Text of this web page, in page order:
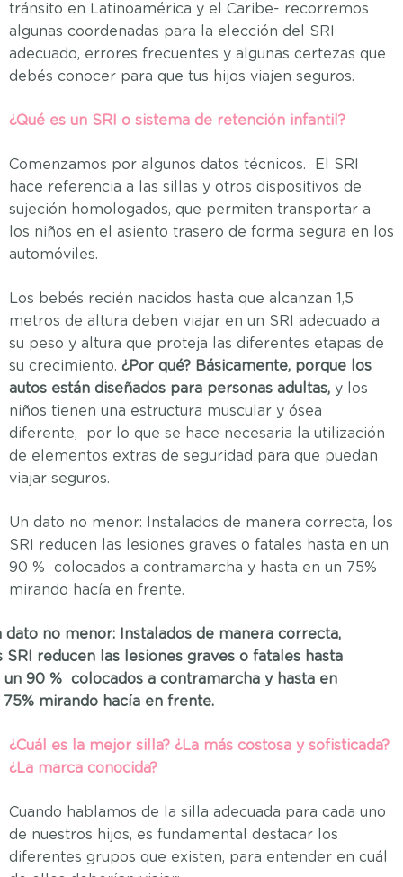
tránsito en Latinoamérica y el Caribe- recorremos
algunas coordenadas para la elección del SRI
adecuado, errores frecuentes y algunas certezas que
debés conocer para que tus hijos viajen seguros.
¿Qué es un SRI o sistema de retención infantil?
Comenzamos por algunos datos técnicos. El SRI
hace referencia a las sillas y otros dispositivos de
sujeción homologados, que permiten transportar a
los niños en el asiento trasero de forma segura en los
automóviles.
Los bebés recién nacidos hasta que alcanzan 1,5
metros de altura deben viajar en un SRI adecuado a
su peso y altura que proteja las diferentes etapas de
su crecimiento. ¿Por qué? Básicamente, porque los
autos están diseñados para personas adultas, y los
niños tienen una estructura muscular y ósea
diferente, por lo que se hace necesaria la utilización
de elementos extras de seguridad para que puedan
viajar seguros.
Un dato no menor: Instalados de manera correcta, los
SRI reducen las lesiones graves o fatales hasta en un
90 % colocados a contramarcha y hasta en un 75%
mirando hacía en frente.
dato no menor: Instalados de manera correcta,
SRI reducen las lesiones graves o fatales hasta
un 90 % colocados a contramarcha y hasta en
75% mirando hacía en frente.
¿Cuál es la mejor silla? ¿La más costosa y sofisticada?
¿La marca conocida?
Cuando hablamos de la silla adecuada para cada uno
de nuestros hijos, es fundamental destacar los
diferentes grupos que existen, para entender en cuál